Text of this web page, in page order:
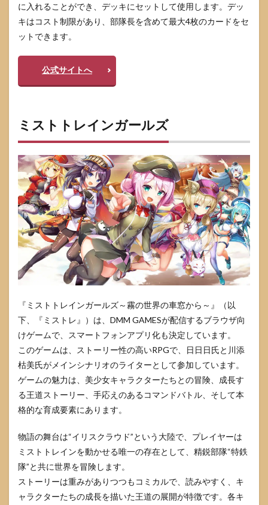
に入れることができ、デッキにセットして使用します。デッ
キはコスト制限があり、部隊長を含めて最大4枚のカードをセ
ットできます。
公式サイトへ
ミストトレインガールズ
『ミストトレインガールズ～霧の世界の車窓から～』（以
下、『ミストレ』）は、DMM GAMESが配信するブラウザ向
けゲームで、スマートフォンアプリ化も決定しています。
このゲームは、ストーリー性の高いRPGで、日日日氏と川添
枯美氏がメインシナリオのライターとして参加しています。
ゲームの魅力は、美少女キャラクターたちとの冒険、成長す
る王道ストーリー、手応えのあるコマンドバトル、そして本
格的な育成要素にあります。
物語の舞台は“イリスクラウド”という大陸で、プレイヤーは
ミストトレインを動かせる唯一の存在として、精鋭部隊“特鉄
隊”と共に世界を冒険します。
ストーリーは重みがありつつもコミカルで、読みやすく、キ
ャラクターたちの成長を描いた王道の展開が特徴です。各キ